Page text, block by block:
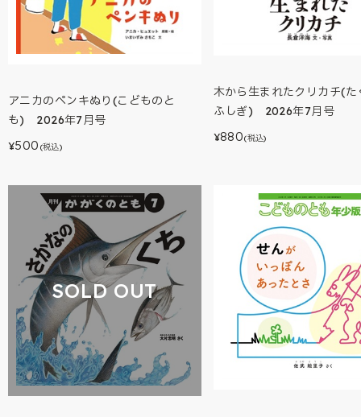
アニカのペンキぬり(こどものと
も) 2026年7月号
¥500 (税込)
木から生まれたクリカチ(た
ふしぎ) 2026年7月号
¥880(税込)
SOLD OUT